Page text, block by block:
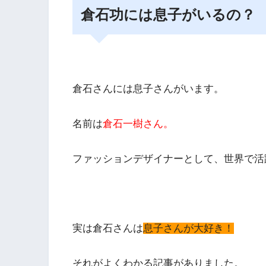
倉石功には息子がいるの？
倉石さんには息子さんがいます。
名前は倉石一樹さん。
ファッションデザイナーとして、世界で活
実は倉石さんは息子さんが大好き！
それがよくわかる記事がありました。